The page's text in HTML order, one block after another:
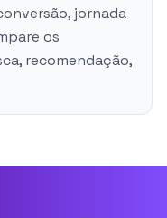
jornada
os
recomendação,